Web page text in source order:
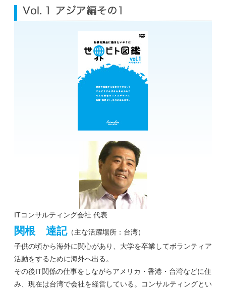
ITコンサルティング会社 代表
関根 達記（主な活躍場所：台湾）
子供の頃から海外に関心があり、大学を卒業してボランティア
活動をするために海外へ出る。
その後IT関係の仕事をしながらアメリカ・香港・台湾などに住
み、現在は台湾で会社を経営している。コンサルティングとい